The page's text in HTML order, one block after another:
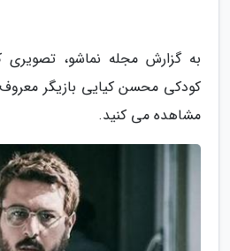
به گزارش مجله نماشو، تصویری
کودکی محسن کیایی بازیگر
مشاهده می کنید.